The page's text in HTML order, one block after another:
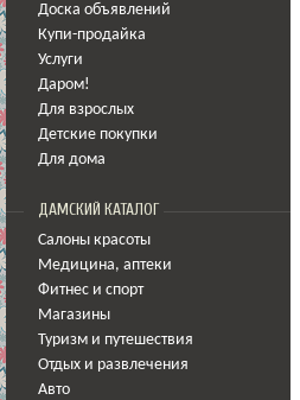
Доска объявлений
Купи-продайка
Услуги
Даром!
Для взрослых
Детские покупки
Для дома
ДАМСКИЙ КАТАЛОГ
Салоны красоты
Медицина, аптеки
Фитнес и спорт
Магазины
Туризм и путешествия
Отдых и развлечения
Авто